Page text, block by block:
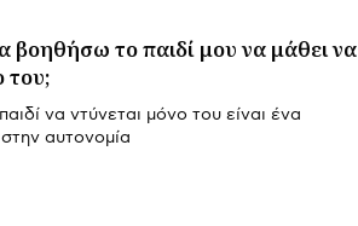
το παιδί μου να μάθει να
του;
να ντύνεται μόνο του είναι ένα
αυτονομία